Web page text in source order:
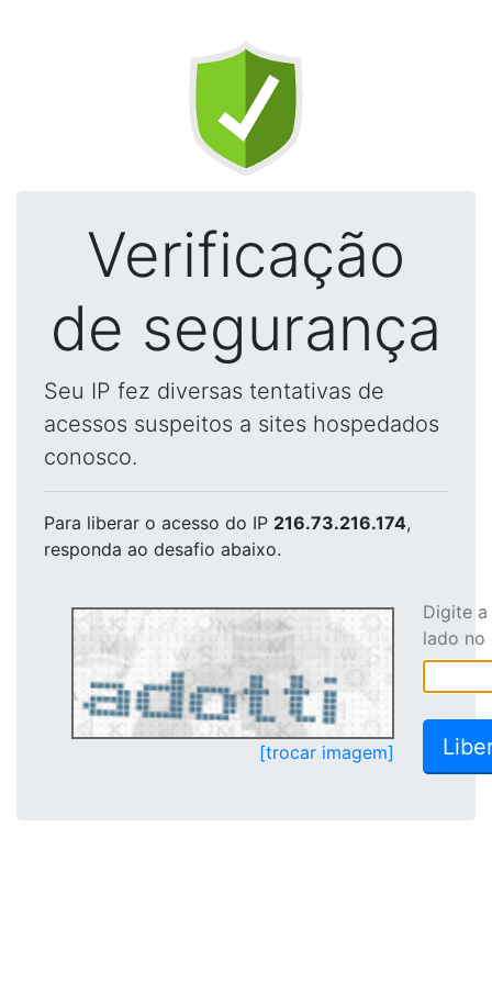
Verificação
de segurança
Seu IP fez diversas tentativas de
acessos suspeitos a sites hospedados
conosco.
Para liberar o acesso do IP 216.73.216.174,
responda ao desafio abaixo.
[trocar imagem]
Digite
lado no